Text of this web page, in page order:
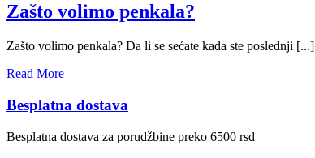
Zašto volimo penkala?
Zašto volimo penkala? Da li se sećate kada ste poslednji [...]
Read More
Besplatna dostava
Besplatna dostava za porudžbine preko 6500 rsd